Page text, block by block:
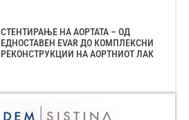
СТЕНТИРАЊЕ НА АОРТАТА – ОД
ЕДНОСТАВЕН EVAR ДО КОМПЛЕКСНИ
РЕКОНСТРУКЦИИ НА АОРТНИОТ ЛАК